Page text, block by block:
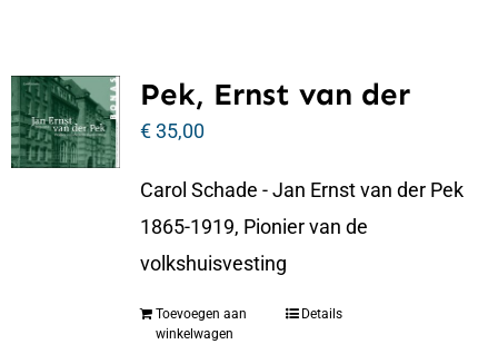
Pek, Ernst van der
€35,00
Carol Schade - Jan Ernst van der Pek
1865-1919, Pionier van de
volkshuisvesting
Toevoegen aan
winkelwagen
Details